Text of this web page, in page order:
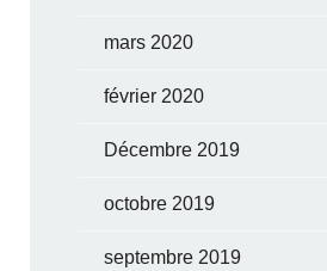
mars 2020
février 2020
Décembre 2019
octobre 2019
septembre 2019